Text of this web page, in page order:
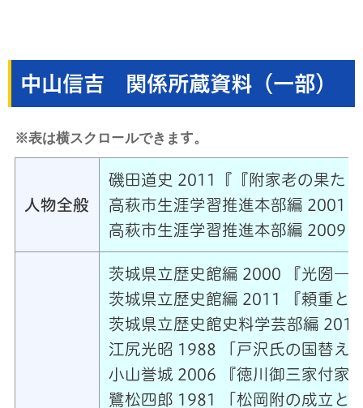
中山信吉 関係所蔵資料（一部）
※表は横スクロールできます。
人物全般
磯田道史 2011『『附家老の果た
高萩市生涯学習推進本部編 2001
高萩市生涯学習推進本部編 2009
茨城県立歴史館編 2000 『光圀―
茨城県立歴史館編 2011 『頼重
茨城県立歴史館史料学芸部編
江尻光昭 1988 「戸沢氏の国替え
小山誉城 2006 『徳川御三家付家
鷺松四郎 1981 「松岡附の成立と